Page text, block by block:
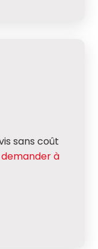
sans coût
demander à